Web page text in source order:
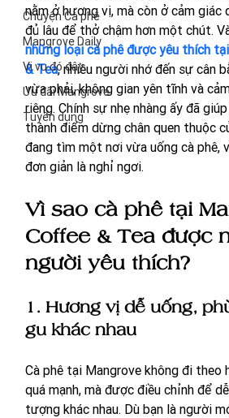
Chuyện Cà phê
Mangrove Daily
Vi vu đó đây
Ưu đãi Mangrove
Tuyển dụng
nằm ở hương vị, mà còn ở cảm giác
đủ lâu để thở chậm hơn một chút.
những loại cà phê được yêu thích
& Tea, nhiều người nhớ đến sự cân
vừa phải, không gian yên tĩnh và
riêng. Chính sự nhẹ nhàng ấy đã
thành điểm dừng chân quen thuộc
đang tìm một nơi vừa uống cà phê,
đơn giản là nghỉ ngơi.
Vì sao cà phê tại
Coffee & Tea được
người yêu thích?
1. Hương vị dễ uống,
gu khác nhau
Cà phê tại Mangrove không đi theo
quá mạnh, mà được điều chỉnh để
tượng khác nhau. Dù bạn là người